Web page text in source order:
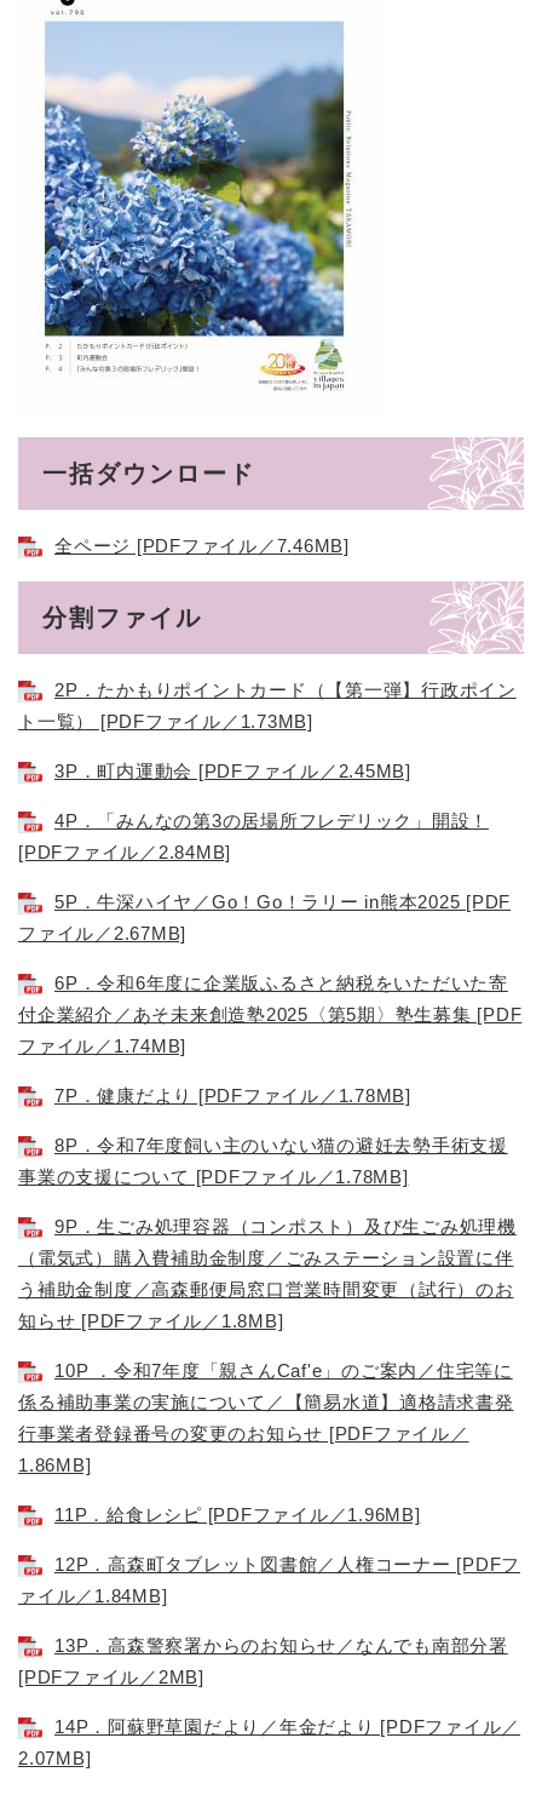
一括ダウンロード
全ページ [PDFファイル／7.46MB]
分割ファイル
2P．たかもりポイントカード（【第一弾】行政ポイン
ト一覧） [PDFファイル／1.73MB]
3P．町内運動会 [PDFファイル／2.45MB]
4P．「みんなの第3の居場所フレデリック」開設！
[PDFファイル／2.84MB]
5P．牛深ハイヤ／Go！Go！ラリー in熊本2025 [PDF
ファイル／2.67MB]
6P．令和6年度に企業版ふるさと納税をいただいた寄
付企業紹介／あそ未来創造塾2025〈第5期〉塾生募集 [PDF
ファイル／1.74MB]
7P．健康だより [PDFファイル／1.78MB]
8P．令和7年度飼い主のいない猫の避妊去勢手術支援
事業の支援について [PDFファイル／1.78MB]
9P．生ごみ処理容器（コンポスト）及び生ごみ処理機
（電気式）購入費補助金制度／ごみステーション設置に伴
う補助金制度／高森郵便局窓口営業時間変更（試行）のお
知らせ [PDFファイル／1.8MB]
10P ．令和7年度「親さんCaf'e」のご案内／住宅等に
係る補助事業の実施について／【簡易水道】適格請求書発
行事業者登録番号の変更のお知らせ [PDFファイル／
1.86MB]
11P．給食レシピ [PDFファイル／1.96MB]
12P．高森町タブレット図書館／人権コーナー [PDFフ
ァイル／1.84MB]
13P．高森警察署からのお知らせ／なんでも南部分署
[PDFファイル／2MB]
14P．阿蘇野草園だより／年金だより [PDFファイル／
2.07MB]